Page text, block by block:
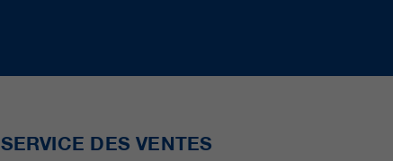
SERVICE DES VENTES